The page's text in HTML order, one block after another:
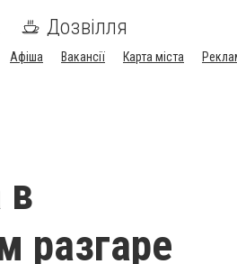
Дозвілля
Афіша Вакансії Карта міста
в
разгаре